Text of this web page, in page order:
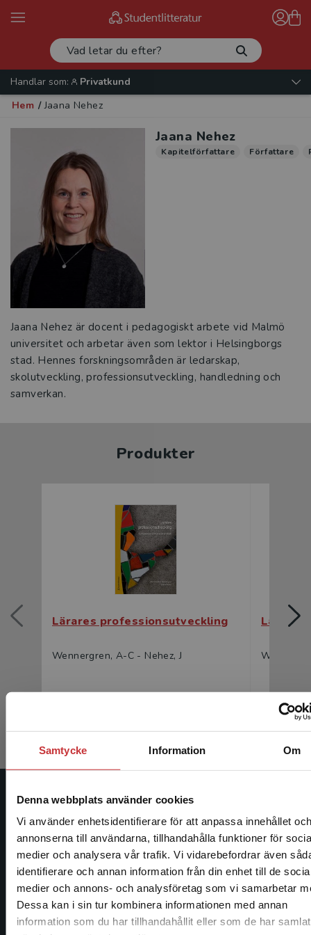
Samtycke Information Om
Denna webbplats använder cookies
Vi använder enhetsidentifierare för att anpassa innehållet och
annonserna till användarna, tillhandahålla funktioner för
medier och analysera vår trafik. Vi vidarebefordrar även
identifierare och annan information från din enhet till de
medier och annons- och analysföretag som vi samarbetar
Dessa kan i sin tur kombinera informationen med annan
information som du har tillhandahållit eller som de har
Begränsad fraktregion
Handlar som:
Privatkund
Hem / Jaana Nehez
Jaana Nehez
Kapitelförfattare Författare
Jaana Nehez är docent i pedagogiskt arbete vid Malmö
universitet och arbetar även som lektor i Helsingborgs
stad. Hennes forskningsområden är ledarskap,
skolutveckling, professionsutveckling, handledning och
samverkan.
Produkter
Lärares professionsutveckling
Wennergren, A-C - Nehez, J
Lärares
200 kr
Exkl.
Studentlitteratur
Studentlitteratur grundades 1963 och är idag Sveriges
ledande utbildningsförlag. Med läromedel, kurslitteratur,
facklitteratur, utbildningar och digitala
informationstjänster i utbudet, finns Studentlitteratur med
längs hela kunskapsresan.